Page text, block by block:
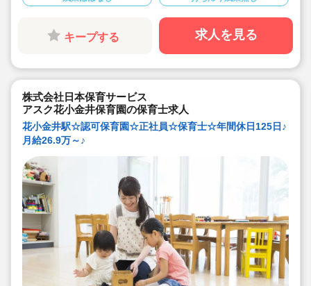
キープする 求人を見る
株式会社日本保育サービス
アスク花小金井保育園の保育士求人
花小金井駅☆認可保育園☆正社員☆保育士☆年間休日125日♪
月給26.9万～♪